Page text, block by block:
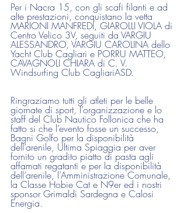
Per i Nacra 15, con gli scafi filanti e ad
alte prestazioni, conquistano la vetta
MARIONI MANFREDI, GIAROLLI VIOLA di
Centro Velico 3V, seguiti da VARGIU
ALESSANDRO, VARGIU CAROLINA dello
Yacht Club Cagliari e PORRU MATTEO,
CAVAGNOLI CHIARA di C. V.
Windsurfing Club CagliariASD.
Ringraziamo tutti gli atleti per le belle
giornate di sport, l’organizzazione e lo
staff del Club Nautico Follonica che ha
fatto si che l’evento fosse un successo,
Bagni Golfo per la disponibilità
dell’arenile, Ultima Spiaggia per aver
fornito un gradito piatto di pasta agli
affamati regatanti e per la disponibilità
dell’arenile, l’Amministrazione Comunale,
la Classe Hobie Cat e N9er ed i nostri
sponsor Grimaldi Sardegna e Calosi
Energia.